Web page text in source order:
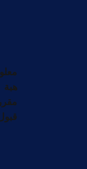
هبة
مقرر